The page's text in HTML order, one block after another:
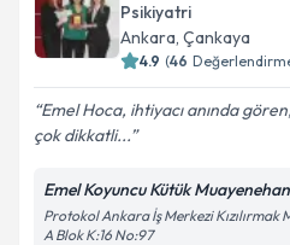
Psikiyatri
Ankara, Çankaya
4.9 (46
Emel Hoca, ihtiyacı anında
çok dikkatli...
Emel Koyuncu Kütük
Protokol Ankara İş Merkezi Kızılırmak
A Blok K:16 No:97